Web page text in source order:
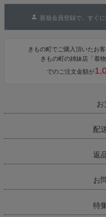
新規会員登録で、すぐ
きもの町でご購入頂いたお
きもの町の姉妹店「着
でのご注文金額が
お
配
返
お
特